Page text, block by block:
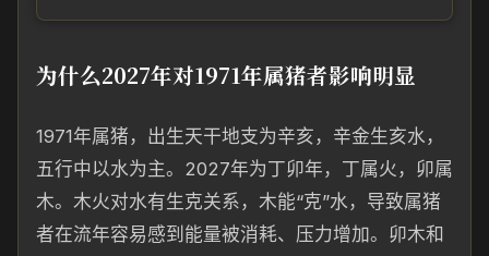
为什么2027年对1971年属猪者影响明显
1971年属猪，出生天干地支为辛亥，辛金生亥水，
五行中以水为主。2027年为丁卯年，丁属火，卯属
木。木火对水有生克关系，木能“克”水，导致属猪
者在流年容易感到能量被消耗、压力增加。卯木和